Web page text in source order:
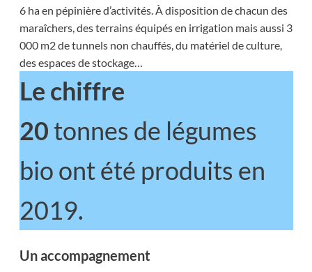
6 ha en pépinière d’activités. À disposition de chacun des
maraîchers, des terrains équipés en irrigation mais aussi 3
000 m2 de tunnels non chauffés, du matériel de culture,
des espaces de stockage…
Le chiffre
20tonnes de légumes
bio ont été produits en
2019.
Un accompagnement